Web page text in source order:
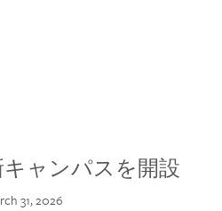
キャンパスを開設
31, 2026